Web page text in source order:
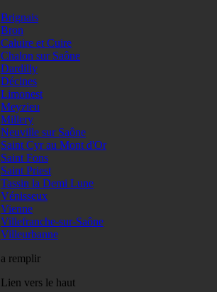
Brignais
Bron
Caluire et Cuire
Chalon sur Saône
Dardilly
Décines
Limonest
Meyzieu
Millery
Neuville sur Saône
Saint Cyr au Mont d'Or
Saint Fons
Saint Priest
Tassin la Demi Lune
Vénisseux
Vienne
Villefranche-sur-Saône
Villeurbanne
a remplir
Lien vers le haut